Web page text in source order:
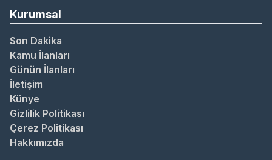
Kurumsal
Son Dakika
Kamu İlanları
Günün İlanları
İletişim
Künye
Gizlilik Politikası
Çerez Politikası
Hakkımızda